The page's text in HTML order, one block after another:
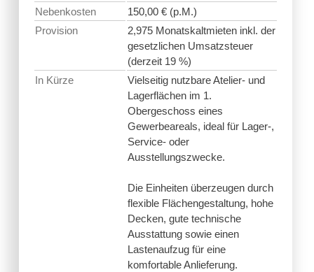
Nebenkosten
150,00 € (p.M.)
Provision
2,975 Monatskaltmieten inkl. der
gesetzlichen Umsatzsteuer
(derzeit 19 %)
In Kürze
Vielseitig nutzbare Atelier- und
Lagerflächen im 1.
Obergeschoss eines
Gewerbeareals, ideal für Lager-,
Service- oder
Ausstellungszwecke.
Die Einheiten überzeugen durch
flexible Flächengestaltung, hohe
Decken, gute technische
Ausstattung sowie einen
Lastenaufzug für eine
komfortable Anlieferung.